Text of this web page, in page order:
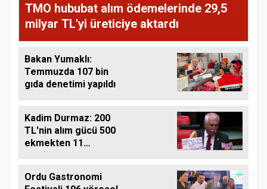
TMO hububat alım ödemelerinde 29,5
milyar TL'yi üreticiye aktardı
Bakan Yumaklı:
Temmuzda 107 bin
gıda denetimi yapıldı
Kadim Durmaz: 200
TL'nin alım gücü 500
ekmekten 11
Ordu Gastronomi